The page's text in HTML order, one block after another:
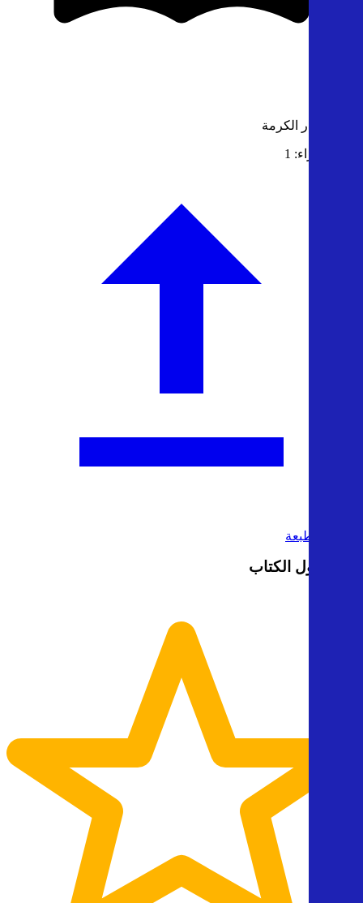
الناشر: دار الكرمة
عدد الأجزاء: 1
تحميل الطبعة
رأيك حول الكتاب